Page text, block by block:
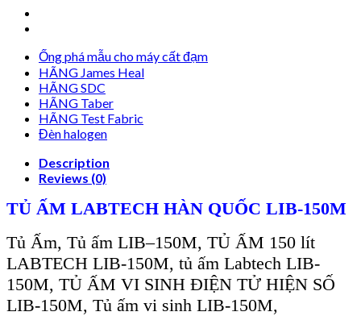
Ống phá mẫu cho máy cất đạm
HÃNG James Heal
HÃNG SDC
HÃNG Taber
HÃNG Test Fabric
Đèn halogen
Description
Reviews (0)
TỦ ẤM LABTECH HÀN QUỐC LIB-150M
Tủ Ấm, Tủ ấm LIB–150M, TỦ ẤM 150 lít
LABTECH LIB-150M, tủ ấm Labtech LIB-
150M, TỦ ẤM VI SINH ĐIỆN TỬ HIỆN SỐ
LIB-150M, Tủ ấm vi sinh LIB-150M,